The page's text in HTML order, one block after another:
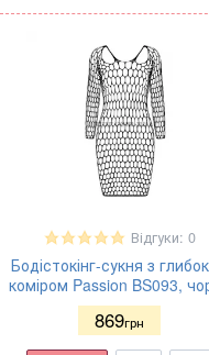
Відгуки: 0
Бодістокінг-сукня з
коміром Passion BS093,
869грн